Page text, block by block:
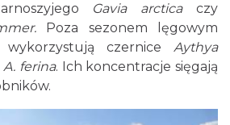
Gavia arcticaczy
Poza sezonem lęgowym
czernice Aythya
A. ferina. Ich koncentracje sięgają